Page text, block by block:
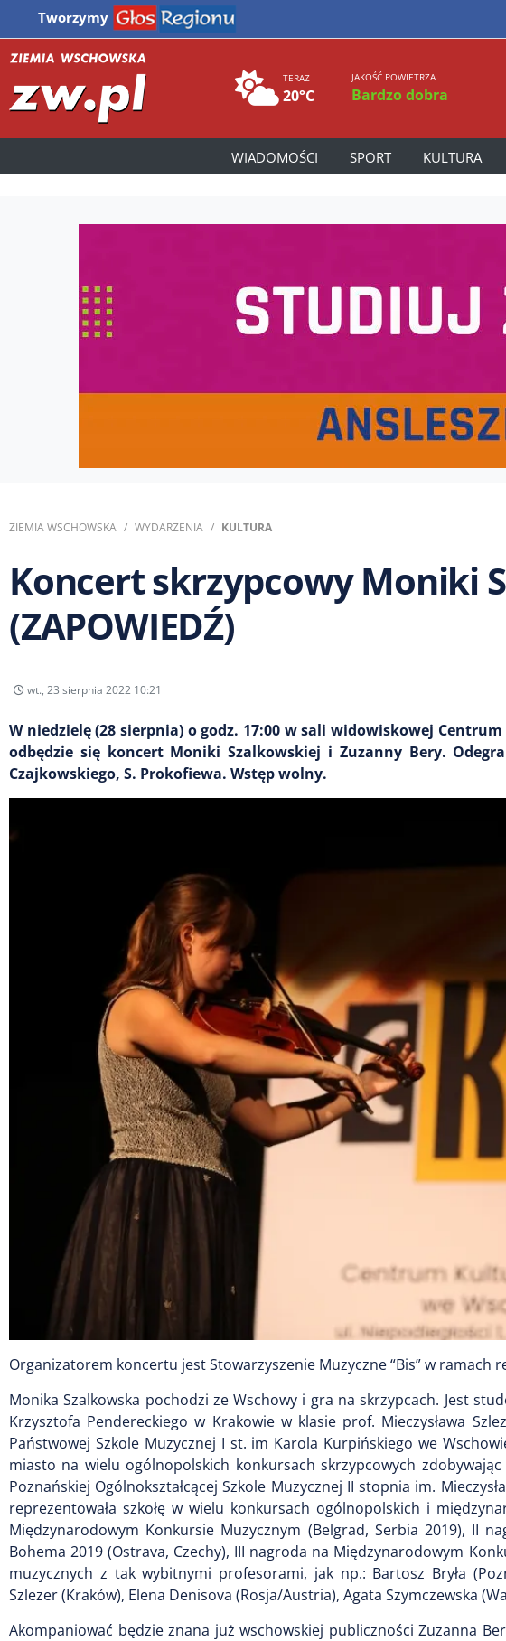
Tworzymy
TERAZ
20°C
JAKOŚĆ POWIETRZA
Bardzo dobra
WIADOMOŚCI SPORT KULTURA
ZIEMIA WSCHOWSKA WYDARZENIA KULTURA
Koncert skrzypcowy Moniki
(ZAPOWIEDŹ)
wt., 23 sierpnia 2022 10:21
W niedzielę (28 sierpnia) o godz. 17:00 w sali widowiskowej
odbędzie się koncert Moniki Szalkowskiej i Zuzanny Bery.
Czajkowskiego, S. Prokofiewa. Wstęp wolny.
Organizatorem koncertu jest Stowarzyszenie Muzyczne “Bis” w ramach
Monika Szalkowska pochodzi ze Wschowy i gra na skrzypcach. Jest
Krzysztofa Pendereckiego w Krakowie w klasie prof. Mieczysława
Państwowej Szkole Muzycznej I st. im Karola Kurpińskiego we
miasto na wielu ogólnopolskich konkursach skrzypcowych
Poznańskiej Ogólnokształcącej Szkole Muzycznej II stopnia im.
reprezentowała szkołę w wielu konkursach ogólnopolskich i
Międzynarodowym Konkursie Muzycznym (Belgrad, Serbia 2019), II
Bohema 2019 (Ostrava, Czechy), III nagroda na Międzynarodowym
muzycznych z tak wybitnymi profesorami, jak np.: Bartosz Bryła
Szlezer (Kraków), Elena Denisova (Rosja/Austria), Agata Szymczewska
Akompaniować będzie znana już wschowskiej publiczności Zuzanna